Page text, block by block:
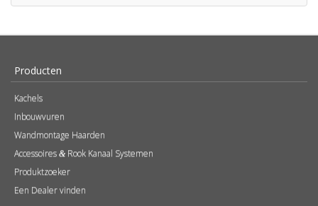
Producten
Kachels
Inbouwvuren
Wandmontage Haarden
Accessoires & Rook Kanaal Systemen
Produktzoeker
Een Dealer vinden